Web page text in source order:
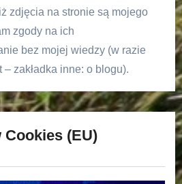
zdjęcia na stronie są mojego
zgody na ich
bez mojej wiedzy (w razie
zakładka inne: o blogu).
(EU)